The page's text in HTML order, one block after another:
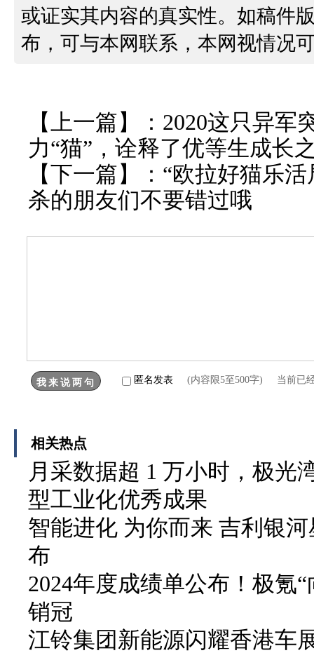
或证实其内容的真实性。如稿件
布，可与本网联系，本网视情况
【上一篇】： 2020这只异军
力“猫”，诠释了优等生成长
【下一篇】： “欧拉好猫乐
杀的朋友们不要错过哦
匿名发表 (内容限5至500字) 当前已
相关热点
月采数据超 1 万小时，极光
型工业化优秀成果
智能进化 为你而来 吉利银
布
2024年度成绩单公布！极氪
销冠
江铃集团新能源闪耀香港车